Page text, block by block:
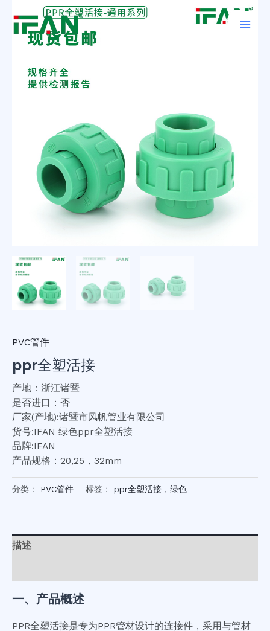
Main
PVC管件
ppr全塑活接
产地：浙江诸暨
是否进口：否
厂家(产地):诸暨市风帆管业有限公司
货号:IFAN 绿色ppr全塑活接
品牌:IFAN
产品规格：20,25，32mm
分类： PVC管件 标签： ppr全塑活接，绿色
描述
一、产品概述
PPR全塑活接是专为PPR管材设计的连接件，采用与管材